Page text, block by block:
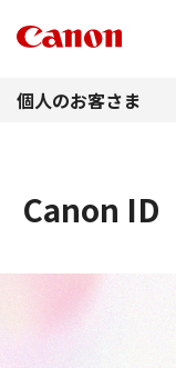
個人のお客さま
Canon ID